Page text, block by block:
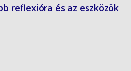
reflexióra és az eszközök